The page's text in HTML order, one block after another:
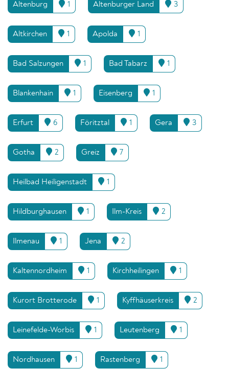
Altenburg 1 Altenburger Land 3
Altkirchen 1 Apolda 1
Bad Salzungen 1 Bad Tabarz 1
Blankenhain 1 Eisenberg 1
Erfurt 6 Föritztal 1 Gera 3
Gotha 2 Greiz 7
Heilbad Heiligenstadt 1
Hildburghausen 1 Ilm-Kreis 2
Ilmenau 1 Jena 2
Kaltennordheim 1 Kirchheilingen 1
Kurort Brotterode 1 Kyffhäuserkreis 2
Leinefelde-Worbis 1 Leutenberg 1
Nordhausen 1 Rastenberg 1